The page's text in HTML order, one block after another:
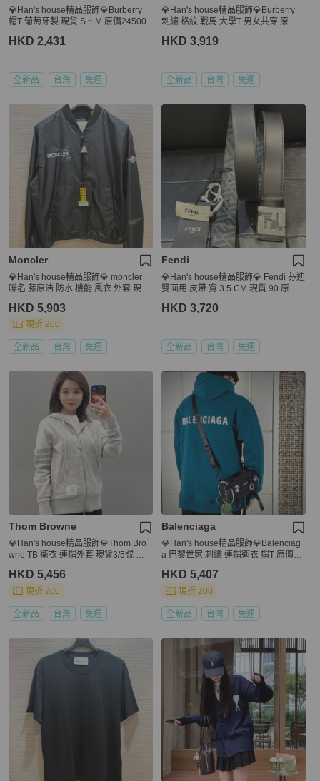
💎Han's house精品服飾💎Burberry
帽T 葡萄牙製 現貨 S ~ M 原價24500
HKD 2,431
全新品 台灣 免運
💎Han's house精品服飾💎Burberry
刺繡 格紋 戰馬 大學T 男女共穿 原價2
HKD 3,919
全新品 台灣 免運
Moncler
💎Han's house精品服飾💎 moncler
聯名 藤原浩 防水 機能 風衣 外套 現貨
HKD 5,903
現折 200
全新品 台灣 免運
Fendi
💎Han's house精品服飾💎 Fendi 芬迪
雙面用 皮帶 寬 3.5 CM 現貨 90 原價1
HKD 3,720
全新品 台灣 免運
Thom Browne
💎Han's house精品服飾💎Thom Bro
wne TB 衛衣 連帽外套 現貨3/5號 原
HKD 5,456
現折 200
全新品 台灣 免運
Balenciaga
💎Han's house精品服飾💎Balenciag
a 巴黎世家 刺繡 連帽衛衣 帽T 原價29
HKD 5,407
現折 200
全新品 台灣 免運